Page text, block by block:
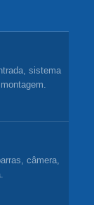
sistema
câmera,